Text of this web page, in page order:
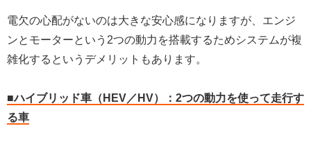
電欠の心配がないのは大きな安心感になりますが、エンジ
ンとモーターという2つの動力を搭載するためシステムが複
雑化するというデメリットもあります。
■ハイブリッド車（HEV／HV）：2つの動力を使って走行す
る車